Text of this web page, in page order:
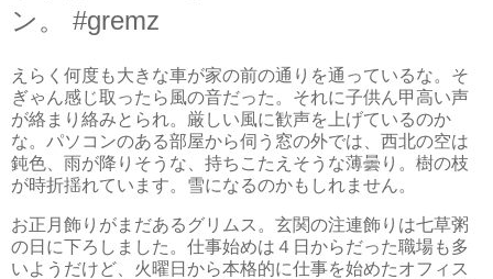
ン。 #gremz
えらく何度も大きな車が家の前の通りを通っているな。そ
ぎゃん感じ取ったら風の音だった。それに子供ん甲高い声
が絡まり絡みとられ。厳しい風に歓声を上げているのか
な。パソコンのある部屋から伺う窓の外では、西北の空は
鈍色、雨が降りそうな、持ちこたえそうな薄曇り。樹の枝
が時折揺れています。雪になるのかもしれません。
お正月飾りがまだあるグリムス。玄関の注連飾りは七草粥
の日に下ろしました。仕事始めは４日からだった職場も多
いようだけど、火曜日から本格的に仕事を始めたオフィス